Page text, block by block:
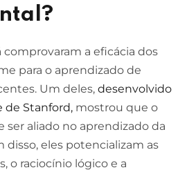
a eficácia dos
para o aprendizado de
Um deles, desenvolvido
de Stanford, mostrou que o
ser aliado no aprendizado da
disso, eles potencializam as
o raciocínio lógico e a